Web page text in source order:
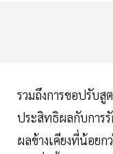
รวมถึงการขอปรับสู
ประสิทธิผลกับการ
ผลข้างเคียงที่น้อย